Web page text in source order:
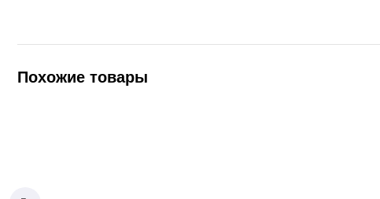
Похожие товары